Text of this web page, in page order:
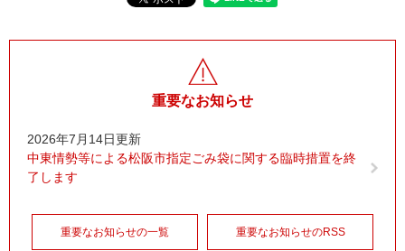
重要なお知らせ
2026年7月14日更新
中東情勢等による松阪市指定ごみ袋に関する臨時措置を終
了します
重要なお知らせの一覧 重要なお知らせのRSS